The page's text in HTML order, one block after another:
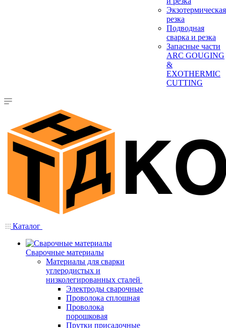
Экзотермическая
резка
Подводная
сварка и резка
Запасные части
ARC GOUGING
&
EXOTHERMIC
CUTTING
Каталог
Сварочные материалы
Материалы для сварки
углеродистых и
низколегированных сталей
Электроды сварочные
Проволока сплошная
Проволока
порошковая
Прутки присадочные